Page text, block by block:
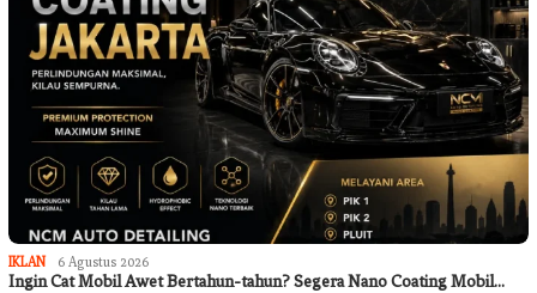
IKLAN 6 Agustus 2026
Ingin Cat Mobil Awet Bertahun-tahun? Segera Nano Coating Mobil…